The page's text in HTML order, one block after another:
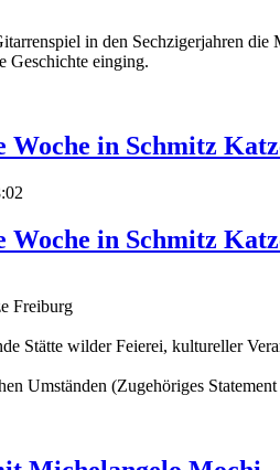
in den Sechzigerjahren
Geschichte einging.
in Schmitz
in Schmitz
Freiburg
Stätte wilder Feierei, kultureller
Umständen (Zugehöriges